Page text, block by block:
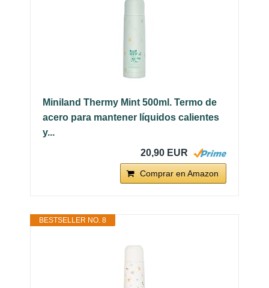
Miniland Thermy Mint 500ml. Termo de
acero para mantener líquidos calientes
y...
20,90 EUR
Comprar en Amazon
BESTSELLER NO. 8